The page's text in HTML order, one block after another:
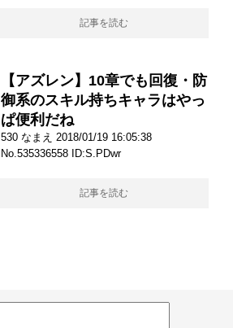
記事を読む
【アズレン】10章でも回復・防
御系のスキル持ちキャラはやっ
ぱ便利だね
530 なまえ 2018/01/19 16:05:38
No.535336558 ID:S.PDwr
記事を読む